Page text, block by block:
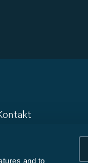
and to